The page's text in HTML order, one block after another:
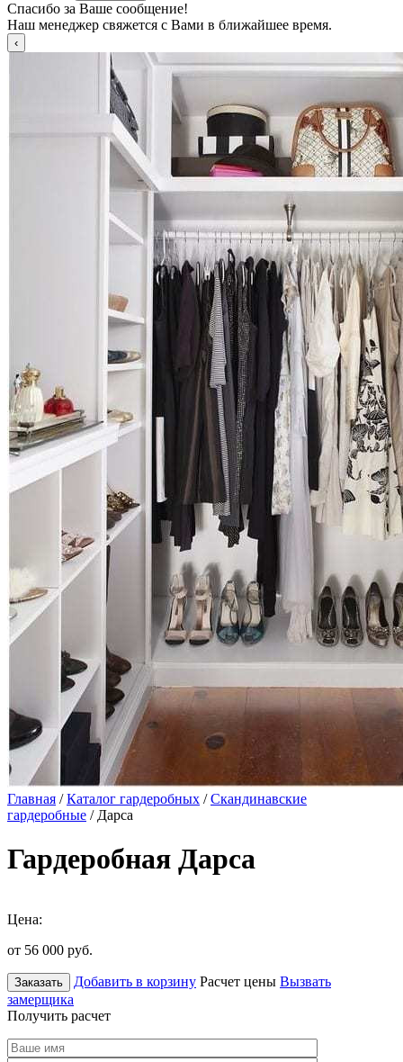
Спасибо за Ваше сообщение!
Наш менеджер свяжется с Вами в ближайшее время.
Главная /Каталог гардеробных /Скандинавские
гардеробные / Дарса
Гардеробная Дарса
Цена:
от 56 000 руб.
Заказать Добавить в корзину Расчет цены Вызвать
замерщика
Получить расчет